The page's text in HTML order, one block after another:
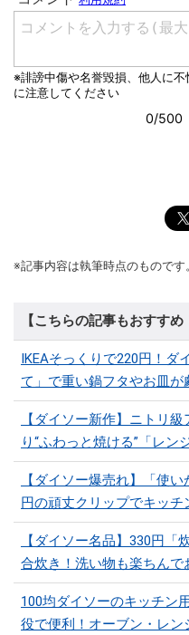
※記事内容は執筆時点のものです
【こちらの記事もおすすめ
IKEAそっくりで220円！ダ
て」で重い鍋フタやお皿が
【ダイソー新作】ニトリ
り“ふわっと焼ける”「レ
【ダイソー爆売れ】「使
円の頑丈クリップでキッ
【ダイソー名品】330円「
合炊き！洗い物も楽ちんで
100均ダイソーのキッチン
役で便利！オーブン・レ